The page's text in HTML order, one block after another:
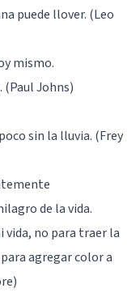
puede llover. (Leo
mismo.
(Paul Johns)
sin la lluvia. (Frey
de la vida.
vida, no para traer la
agregar color a